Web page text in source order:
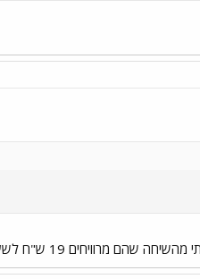
שהם מרוויחים 19 ש"ח לשעה.